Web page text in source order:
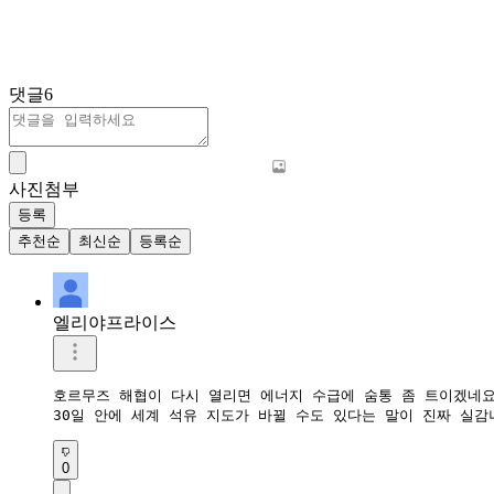
댓글6
사진첨부
등록
추천순
최신순 등록순
엘리야프라이스
호르무즈 해협이 다시 열리면 에너지 수급에 숨통 좀 트이겠
30일 안에 세계 석유 지도가 바뀔 수도 있다는 말이 진짜 실
0